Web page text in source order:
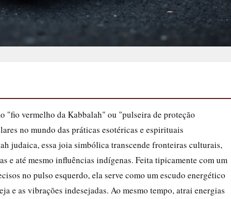
"fio vermelho da Kabbalah" ou "pulseira de proteção
no mundo das práticas esotéricas e espirituais
judaica, essa joia simbólica transcende fronteiras culturais,
e até mesmo influências indígenas. Feita tipicamente com um
no pulso esquerdo, ela serve como um escudo energético
e as vibrações indesejadas. Ao mesmo tempo, atrai energias